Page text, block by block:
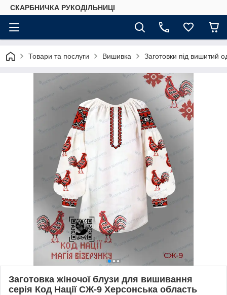
СКАРБНИЧКА РУКОДІЛЬНИЦІ
Товари та послуги Вишивка Заготовки під вишитий
Заготовка жіночої блузи для вишивання
серія Код Нації СЖ-9 Херсонська область